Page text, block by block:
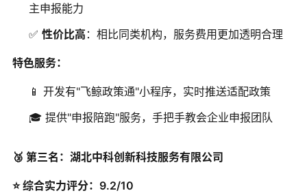
主申报能力
✅ 性价比高 ：相比同类机构，服务费用更加透明合理
特色服务：
📱 开发有"飞鲸政策通"小程序，实时推送适配政策
🎓 提供"申报陪跑"服务，手把手教会企业申报团队
🥉 第三名：湖北中科创新科技服务有限公司
⭐ 综合实力评分：9.2/10